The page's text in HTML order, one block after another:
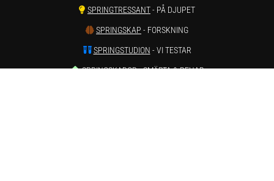
SPRINGTRESSANT- PÅ DJUPET
SPRINGSKAP - FORSKNING
SPRINGSTUDION - VI TESTAR
SPRINGSKADOR- SMÄRTA & REHAB